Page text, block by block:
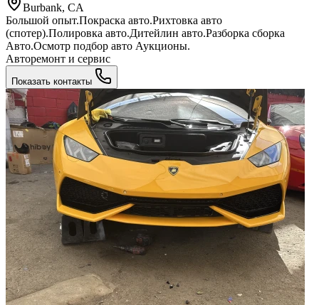
Burbank, CA
Большой опыт.Покраска авто.Рихтовка авто
(спотер).Полировка авто.Дитейлин авто.Разборка сборка
Авто.Осмотр подбор авто Аукционы.
Авторемонт и cервис
Показать контакты